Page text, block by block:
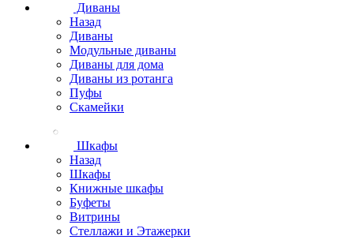
Диваны
Назад
Диваны
Модульные диваны
Диваны для дома
Диваны из ротанга
Пуфы
Скамейки
Шкафы
Назад
Шкафы
Книжные шкафы
Буфеты
Витрины
Стеллажи и Этажерки